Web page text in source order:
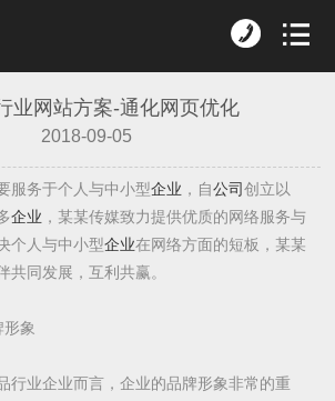
业网站方案-通化网页优化
2018-09-05
服务于个人与中小型企业 ，自公司创立以
企业 ，某某传媒致力提供优质的网络服务与
个人与中小型企业在网络方面的短板，某某
共同发展，互利共赢。
象
业企业而言，企业的品牌形象非常的重